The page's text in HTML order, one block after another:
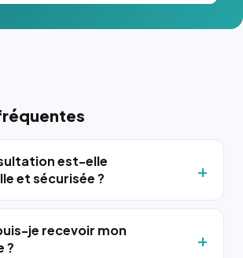
est-elle
et sécurisée ?
je recevoir mon
?